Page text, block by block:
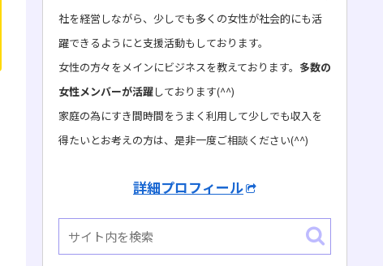
社を経営しながら、少しでも多くの女性が社会的にも活
躍できるようにと支援活動もしております。
女性の方々をメインにビジネスを教えております。 多数の
女性メンバーが活躍しております(^^)
家庭の為にすき間時間をうまく利用して少しでも収入を
得たいとお考えの方は、是非一度ご相談ください(^^)
詳細プロフィール